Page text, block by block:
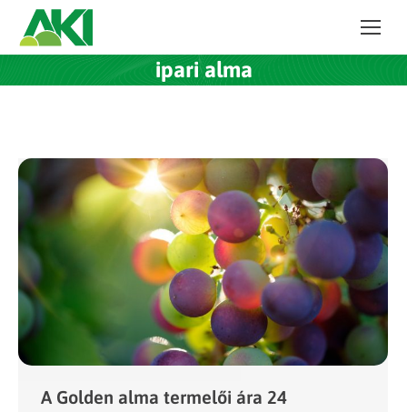
ipari alma
A Golden alma termelői ára 24